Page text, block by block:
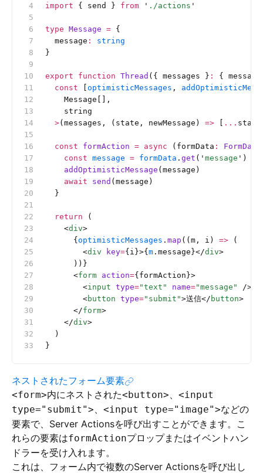
import { send } from ' ./actions '
type Message = {
  message
:
string
}
export function Thread ({ messages } : {
  const
optimisticMessages ,
    Message[],
    string
  >
(messages, (state, newMessage) => ...
  const
formAction = async (formData : FormData
    const
message = formData . get ( ' message ' )
    addOptimisticMessage
(message)
    await
send (message)
  }
  return
(
    <
div>
      {
optimisticMessages . map ((m, i) => (
        <
div key={i}>{ m .message}</div>
      ))}
      <
form action={formAction}>
        <
input type="text" name="message"
/>
        <
button type="submit">送信</ button>
      </
form>
    </
div>
  )
}
ネストされたフォーム要素
<form>内にネストされた<button>、 <input
type="submit">、 <input type="image">などの
要素で、Server Actionsを呼び出すことができます。こ
れらの要素はformActionプロップまたはイベントハン
ドラーを受け入れます。
これは、フォーム内で複数のServer Actionsを呼び出し